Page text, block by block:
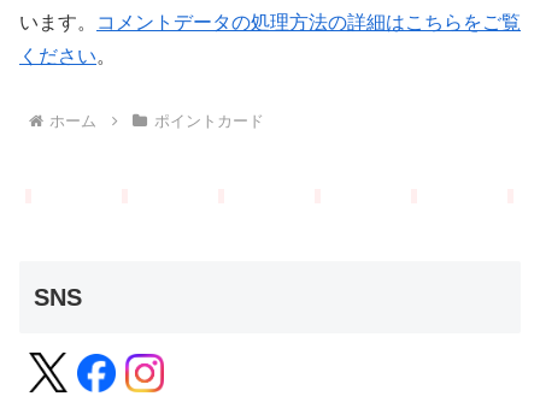
います。
コメントデータの処理方法の詳細はこちらをご覧
ください。
ホーム ポイントカード
SNS